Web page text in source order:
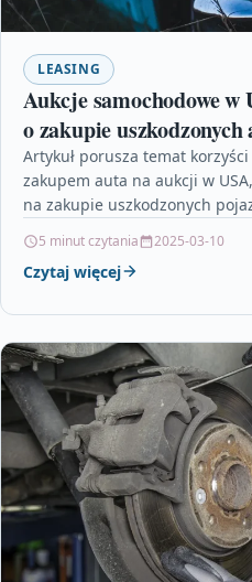
LEASING
Aukcje samochodowe
o zakupie uszkodzonych
Artykuł porusza temat
zakupem auta na aukcji w
na zakupie uszkodzonych
5 minut czytania 2025-03-10
Czytaj więcej